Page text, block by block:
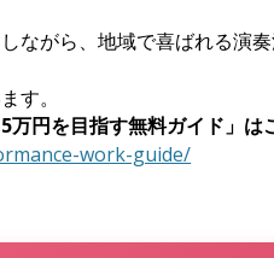
ながら、地域で喜ばれる演
す。
円を目指す無料ガイド」は
work-guide/